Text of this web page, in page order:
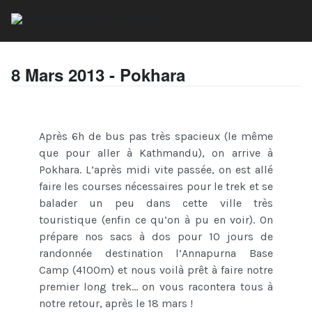
8 Mars 2013 - Pokhara
Après 6h de bus pas très spacieux (le même
que pour aller à Kathmandu), on arrive à
Pokhara. L’après midi vite passée, on est allé
faire les courses nécessaires pour le trek et se
balader un peu dans cette ville très
touristique (enfin ce qu’on à pu en voir). On
prépare nos sacs à dos pour 10 jours de
randonnée destination l’Annapurna Base
Camp (4100m) et nous voilà prêt à faire notre
premier long trek… on vous racontera tous à
notre retour, après le 18 mars !